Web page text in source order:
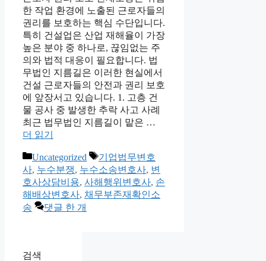
한 작업 환경에 노출된 근로자들의
권리를 보호하는 핵심 수단입니다.
특히 건설업은 산업 재해율이 가장
높은 분야 중 하나로, 끊임없는 주
의와 법적 대응이 필요합니다. 법
무법인 지름길은 이러한 현실에서
건설 근로자들의 안전과 권리 보호
에 앞장서고 있습니다. 1. 고층 건
물 공사 중 발생한 추락 사고 사례
최근 법무법인 지름길이 맡은 …
더 읽기
카
테
고
리
Uncategorized
태
그
기업법무변호
사, 누수분쟁, 누수소송변호사, 변
호사상담비용, 사해행위변호사, 손
해배상변호사, 채무부존재확인소
송
댓글 한 개
검색